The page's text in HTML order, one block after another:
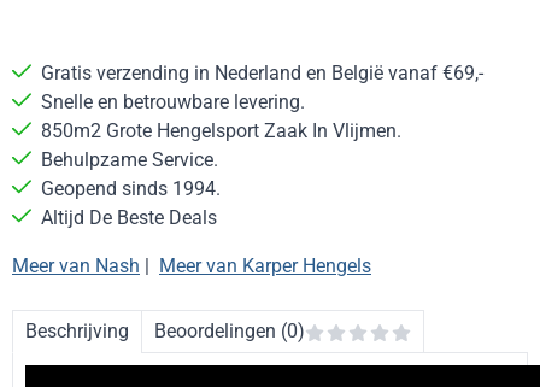
Gratis verzending in Nederland en België vanaf €69,-
Snelle en betrouwbare levering.
850m2 Grote Hengelsport Zaak In Vlijmen.
Behulpzame Service.
Geopend sinds 1994.
Altijd De Beste Deals
Meer van Nash | Meer van Karper Hengels
Beschrijving Beoordelingen (0)